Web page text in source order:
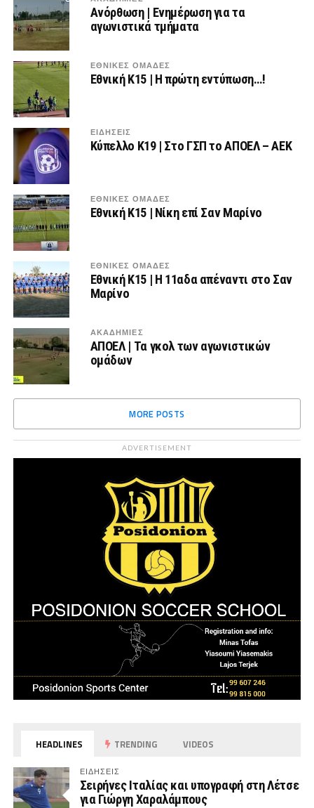
Ανόρθωση | Ενημέρωση για τα
αγωνιστικά τμήματα
ΕΘΝΙΚΕΣ ΟΜΑΔΕΣ
Εθνική Κ15 | Η πρώτη εντύπωση…!
ΕΙΔΗΣΕΙΣ
Κύπελλο Κ19 | Στο ΓΣΠ το ΑΠΟΕΛ – ΑΕΚ
ΕΘΝΙΚΕΣ ΟΜΑΔΕΣ
Εθνική Κ15 | Νίκη επί Σαν Μαρίνο
ΕΘΝΙΚΕΣ ΟΜΑΔΕΣ
Εθνική Κ15 | Η 11αδα απέναντι στο Σαν
Μαρίνο
ΑΚΑΔΗΜΙΕΣ
ΑΠΟΕΛ | Τα γκολ των αγωνιστικών
ομάδων
MORE POSTS
ADVERTISEMENT
HEADLINES TRENDING VIDEOS
ΕΙΔΗΣΕΙΣ
Σειρήνες Ιταλίας και υπογραφή στη Λέτσε
για Γιώργη Χαραλάμπους